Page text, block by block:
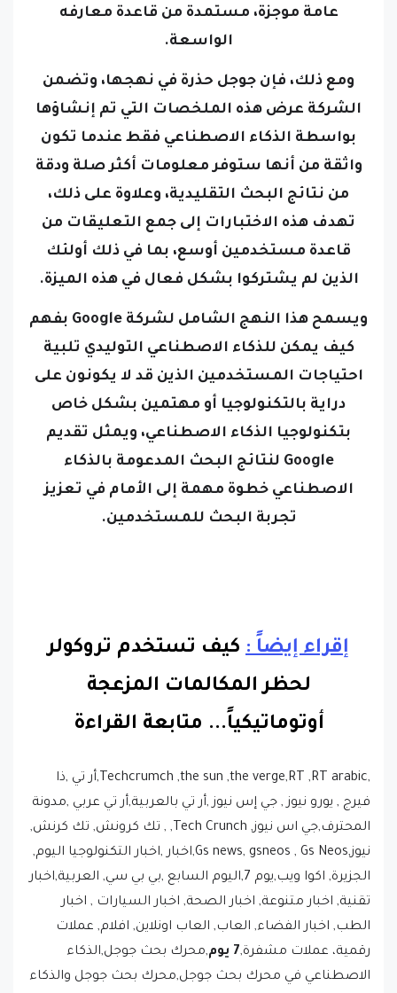
عامة موجزة، مستمدة من قاعدة معارفه
الواسعة.
ومع ذلك، فإن جوجل حذرة في نهجها، وتضمن
الشركة عرض هذه الملخصات التي تم إنشاؤها
بواسطة الذكاء الاصطناعي فقط عندما تكون
واثقة من أنها ستوفر معلومات أكثر صلة ودقة
من نتائج البحث التقليدية، وعلاوة على ذلك،
تهدف هذه الاختبارات إلى جمع التعليقات من
قاعدة مستخدمين أوسع، بما في ذلك أولئك
الذين لم يشتركوا بشكل فعال في هذه الميزة.
ويسمح هذا النهج الشامل لشركة Google بفهم
كيف يمكن للذكاء الاصطناعي التوليدي تلبية
احتياجات المستخدمين الذين قد لا يكونون على
دراية بالتكنولوجيا أو مهتمين بشكل خاص
بتكنولوجيا الذكاء الاصطناعي، ويمثل تقديم
Google لنتائج البحث المدعومة بالذكاء
الاصطناعي خطوة مهمة إلى الأمام في تعزيز
تجربة البحث للمستخدمين.
إقراء إيضاً : كيف تستخدم تروكولر
لحظر المكالمات المزعجة
أوتوماتيكياً... متابعة القراءة
,Techcrumch ,the sun ,the verge,RT ,RT arabic,أر تي ,ذا
فيرج , يورو نيوز , جي إس نيوز ,أر تي بالعربية,أر تي عربي ,مدونة
المحترف,جي اس نيوز, Tech Crunch, , تك كرونش, تك كرنش,
نيوز,Gs news, gsneos , Gs Neos,اخبار ,اخبار التكنولوجيا اليوم,
الجزيرة, اكوا ويب,يوم 7,اليوم السابع ,بي بي سي, العربية,اخبار
تقنية, اخبار متنوعة, اخبار الصحة, اخبار السيارات , اخبار
الطب, اخبار الفضاء, العاب, العاب اونلاين, افلام, عملات
رقمية، عملات مشفرة,7 يوم
,محرك بحث جوجل,الذكاء
الاصطناعي في محرك بحث جوجل,محرك بحث جوجل والذكاء